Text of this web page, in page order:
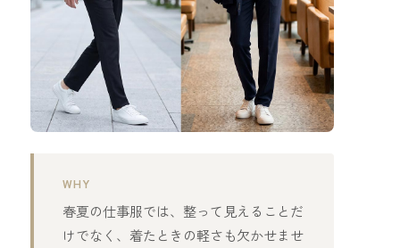
WHY
春夏の仕事服では、整って見えることだ
けでなく、着たときの軽さも欠かせませ